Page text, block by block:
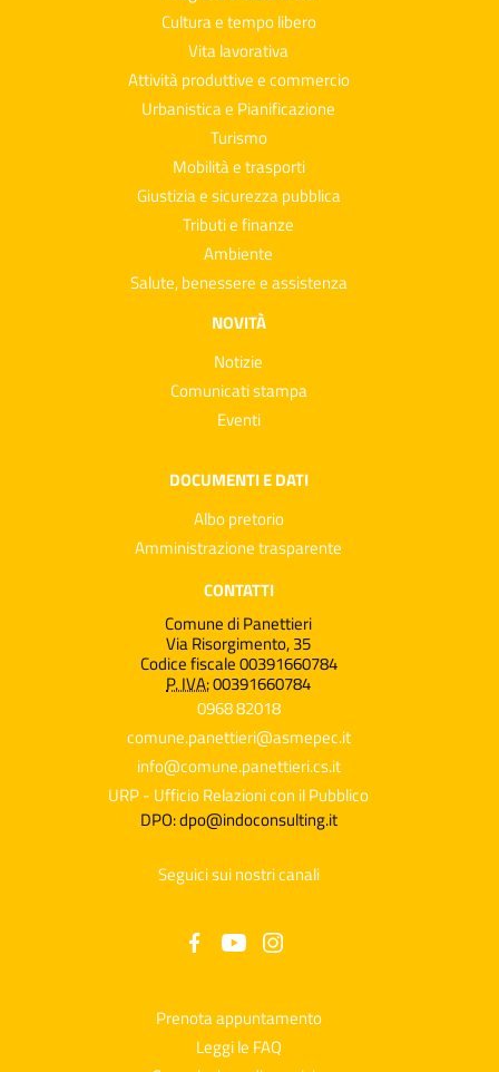
Cultura e tempo libero
Vita lavorativa
Attività produttive e commercio
Urbanistica e Pianificazione
Turismo
Mobilità e trasporti
Giustizia e sicurezza pubblica
Tributi e finanze
Ambiente
Salute, benessere e assistenza
NOVITÀ
Notizie
Comunicati stampa
Eventi
DOCUMENTI E DATI
Albo pretorio
Amministrazione trasparente
CONTATTI
Comune di Panettieri
Via Risorgimento, 35
Codice fiscale 00391660784
P. IVA:00391660784
0968 82018
comune.panettieri@asmepec.it
info@comune.panettieri.cs.it
URP - Ufficio Relazioni con il Pubblico
DPO: dpo@indoconsulting.it
Seguici sui nostri canali
Prenota appuntamento
Leggi le FAQ